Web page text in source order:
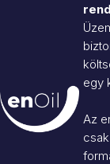
egy
Az